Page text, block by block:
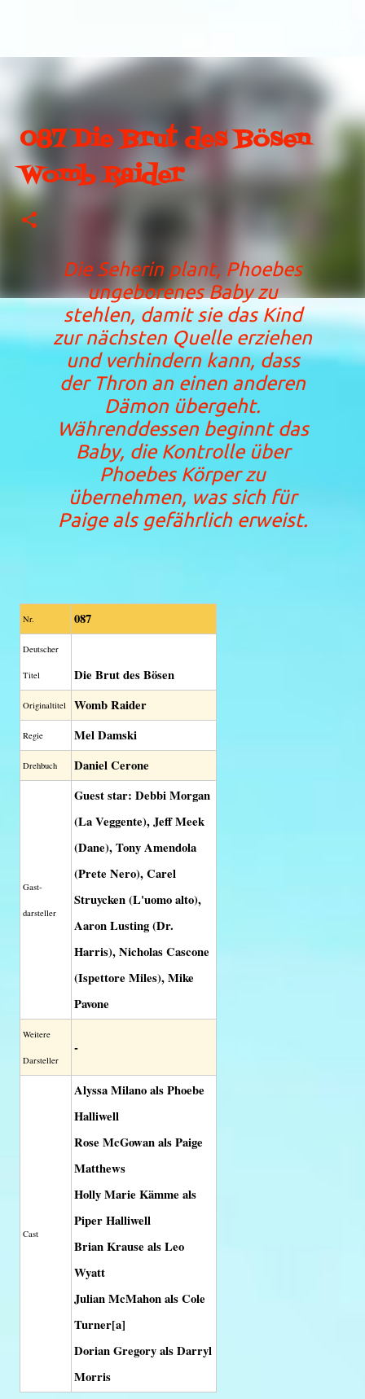
087 Die Brut des Bösen
Womb Raider
Die Seherin plant, Phoebes
ungeborenes Baby zu
stehlen, damit sie das Kind
zur nächsten Quelle erziehen
und verhindern kann, dass
der Thron an einen anderen
Dämon übergeht.
Währenddessen beginnt das
Baby, die Kontrolle über
Phoebes Körper zu
übernehmen, was sich für
Paige als gefährlich erweist.
Nr. 087
Deutscher
Titel Die Brut des Bösen
Original­titel Womb Raider
Regie Mel Damski
Drehbuch Daniel Cerone
Gast-
darsteller
Guest star: Debbi Morgan
(La Veggente), Jeff Meek
(Dane), Tony Amendola
(Prete Nero), Carel
Struycken (L'uomo alto),
Aaron Lusting (Dr.
Harris), Nicholas Cascone
(Ispettore Miles), Mike
Pavone
Weitere
Darsteller
-
Cast
Alyssa Milano als Phoebe
Halliwell
Rose McGowan als Paige
Matthews
Holly Marie Kämme als
Piper Halliwell
Brian Krause als Leo
Wyatt
Julian McMahon als Cole
Turner[a]
Dorian Gregory als Darryl
Morris